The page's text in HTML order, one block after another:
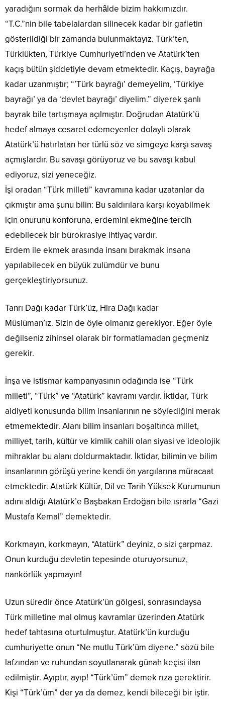
yaradığını sormak da herhâlde bizim hakkımızdır.
“T.C.”nin bile tabelalardan silinecek kadar bir gafletin
gösterildiği bir zamanda bulunmaktayız. Türk’ten,
Türklükten, Türkiye Cumhuriyeti’nden ve Atatürk’ten
kaçış bütün şiddetiyle devam etmektedir. Kaçış, bayrağa
kadar uzanmıştır; “’Türk bayrağı’ demeyelim, ‘Türkiye
bayrağı’ ya da ‘devlet bayrağı’ diyelim.” diyerek şanlı
bayrak bile tartışmaya açılmıştır. Doğrudan Atatürk’ü
hedef almaya cesaret edemeyenler dolaylı olarak
Atatürk’ü hatırlatan her türlü söz ve simgeye karşı savaş
açmışlardır. Bu savaşı görüyoruz ve bu savaşı kabul
ediyoruz, sizi yeneceğiz.
İşi oradan “Türk milleti” kavramına kadar uzatanlar da
çıkmıştır ama şunu bilin: Bu saldırılara karşı koyabilmek
için onurunu konforuna, erdemini ekmeğine tercih
edebilecek bir bürokrasiye ihtiyaç vardır.
Erdem ile ekmek arasında insanı bırakmak insana
yapılabilecek en büyük zulümdür ve bunu
gerçekleştiriyorsunuz.
Tanrı Dağı kadar Türk’üz, Hira Dağı kadar
Müslüman’ız. Sizin de öyle olmanız gerekiyor. Eğer öyle
değilseniz zihinsel olarak bir formatlamadan geçmeniz
gerekir.
İnşa ve istismar kampanyasının odağında ise “Türk
milleti”, “Türk” ve “Atatürk” kavramı vardır. İktidar, Türk
aidiyeti konusunda bilim insanlarının ne söylediğini merak
etmemektedir. Alanı bilim insanları boşaltınca millet,
milliyet, tarih, kültür ve kimlik cahili olan siyasi ve ideolojik
mihraklar bu alanı doldurmaktadır. İktidar, bilimin ve bilim
insanlarının görüşü yerine kendi ön yargılarına müracaat
etmektedir. Atatürk Kültür, Dil ve Tarih Yüksek Kurumunun
adını aldığı Atatürk’e Başbakan Erdoğan bile ısrarla “Gazi
Mustafa Kemal” demektedir.
Korkmayın, korkmayın, “Atatürk” deyiniz, o sizi çarpmaz.
Onun kurduğu devletin tepesinde oturuyorsunuz,
nankörlük yapmayın!
Uzun süredir önce Atatürk’ün gölgesi, sonrasındaysa
Türk milletine mal olmuş kavramlar üzerinden Atatürk
hedef tahtasına oturtulmuştur. Atatürk’ün kurduğu
cumhuriyette onun “Ne mutlu Türk’üm diyene.” sözü bile
lafzından ve ruhundan soyutlanarak günah keçisi ilan
edilmiştir. Ayıptır, ayıp! “Türk’üm” demek rıza gerektirir.
Kişi “Türk’üm” der ya da demez, kendi bileceği bir iştir.